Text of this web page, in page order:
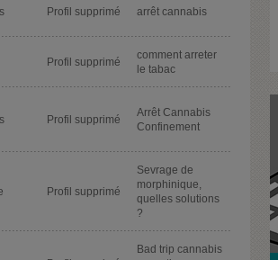
Profil supprimé arrêt cannabis
Profil supprimé
comment arreter
le tabac
Profil supprimé
Arrêt Cannabis
Confinement
Profil supprimé
Sevrage de
morphinique,
quelles solutions
?
Bad trip cannabis